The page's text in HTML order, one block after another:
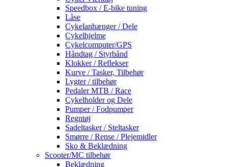
Speedbox / E-bike tuning
Låse
Cykelanhænger / Dele
Cykelhjelme
Cykelcomputer/GPS
Håndtag / Styrbånd
Klokker / Reflekser
Kurve / Tasker, Tilbehør
Lygter / tilbehør
Pedaler MTB / Race
Cykelholder og Dele
Pumper / Fodpumper
Regntøj
Sadeltasker / Steltasker
Smørre / Rense / Plejemidler
Sko & Beklædning
Scooter/MC tilbehør
Beklædning